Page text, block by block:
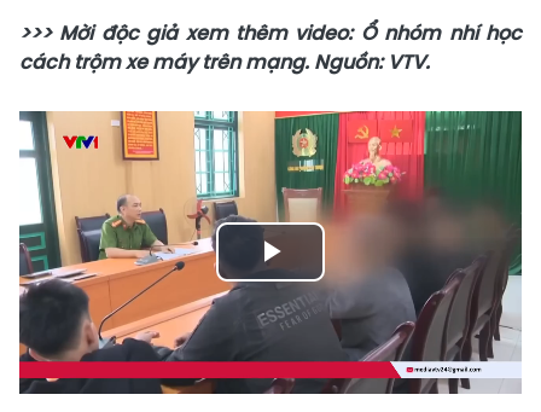
>>> Mời độc giả xem thêm video: Ổ nhóm nhí học
cách trộm xe máy trên mạng. Nguồn: VTV.
Play
Video